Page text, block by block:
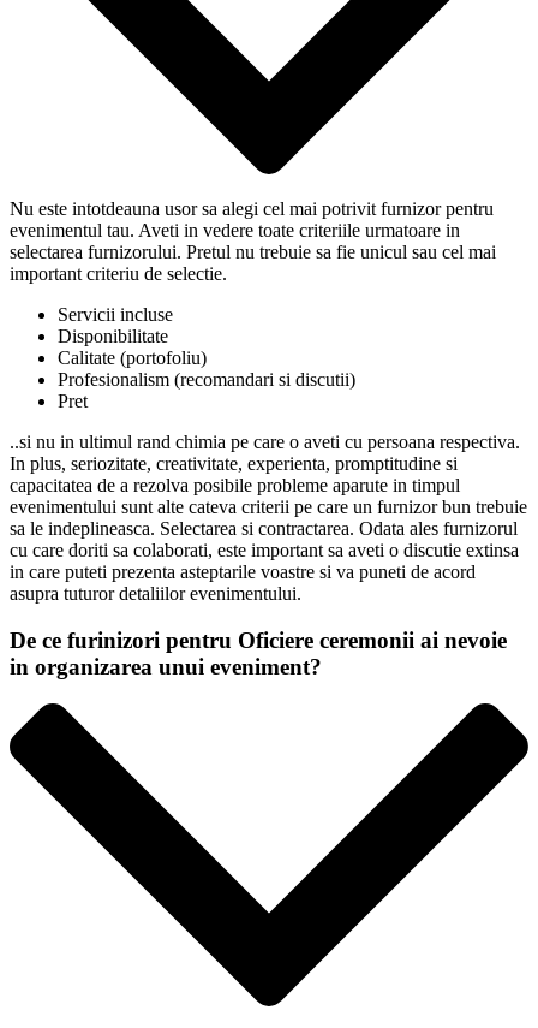
Nu este intotdeauna usor sa alegi cel mai potrivit furnizor pentru
evenimentul tau. Aveti in vedere toate criteriile urmatoare in
selectarea furnizorului. Pretul nu trebuie sa fie unicul sau cel mai
important criteriu de selectie.
Servicii incluse
Disponibilitate
Calitate (portofoliu)
Profesionalism (recomandari si discutii)
Pret
..si nu in ultimul rand chimia pe care o aveti cu persoana respectiva.
In plus, seriozitate, creativitate, experienta, promptitudine si
capacitatea de a rezolva posibile probleme aparute in timpul
evenimentului sunt alte cateva criterii pe care un furnizor bun trebuie
sa le indeplineasca. Selectarea si contractarea. Odata ales furnizorul
cu care doriti sa colaborati, este important sa aveti o discutie extinsa
in care puteti prezenta asteptarile voastre si va puneti de acord
asupra tuturor detaliilor evenimentului.
De ce furinizori pentru Oficiere ceremonii ai nevoie
in organizarea unui eveniment?